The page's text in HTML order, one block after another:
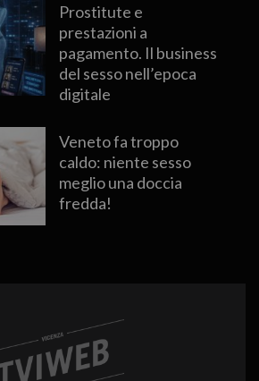
Prostitute e
prestazioni a
pagamento. Il business
del sesso nell’epoca
digitale
Veneto fa troppo
caldo: niente sesso
meglio una doccia
fredda!